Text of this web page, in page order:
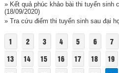
» Kết quả phúc khảo bài thi tuyển sinh
(18/09/2020)
» Tra cứu điểm thi tuyển sinh sau đại
1 2 3 4 5 6 7
13
14 15 16 17 18 19